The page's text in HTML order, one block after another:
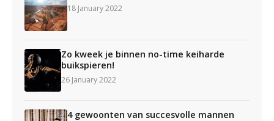
18 January 2022
Zo kweek je binnen no-time keiharde
buikspieren!
26 January 2022
4 gewoonten van succesvolle mannen